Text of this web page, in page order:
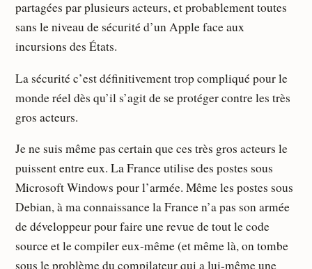
partagées par plusieurs acteurs, et probablement toutes
sans le niveau de sécurité d’un Apple face aux
incursions des États.
La sécurité c’est définitivement trop compliqué pour le
monde réel dès qu’il s’agit de se protéger contre les très
gros acteurs.
Je ne suis même pas certain que ces très gros acteurs le
puissent entre eux. La France utilise des postes sous
Microsoft Windows pour l’armée. Même les postes sous
Debian, à ma connaissance la France n’a pas son armée
de développeur pour faire une revue de tout le code
source et le compiler eux-même (et même là, on tombe
sous le problème du compilateur qui a lui-même une